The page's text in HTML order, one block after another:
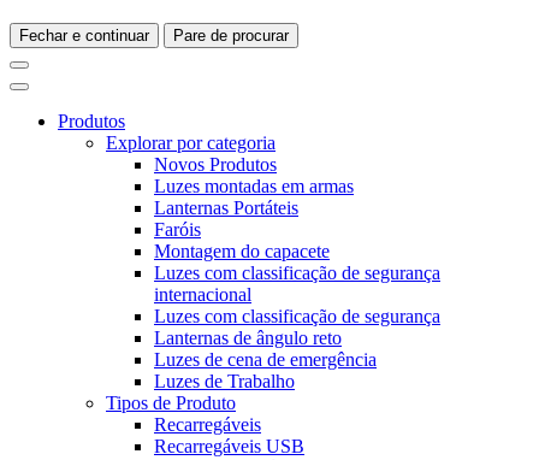
Fechar e continuar Pare de procurar
Produtos
Explorar por categoria
Novos Produtos
Luzes montadas em armas
Lanternas Portáteis
Faróis
Montagem do capacete
Luzes com classificação de segurança
internacional
Luzes com classificação de segurança
Lanternas de ângulo reto
Luzes de cena de emergência
Luzes de Trabalho
Tipos de Produto
Recarregáveis
Recarregáveis USB